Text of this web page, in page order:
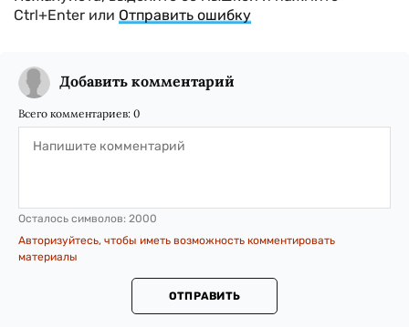
Ctrl+Enter или Отправить ошибку
Добавить комментарий
Всего комментариев: 0
Осталось символов: 2000
Авторизуйтесь, чтобы иметь возможность комментировать
материалы
ОТПРАВИТЬ